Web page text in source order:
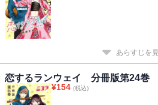
あらすじを
恋するランウェイ 分冊版第24巻
¥154 (税込)